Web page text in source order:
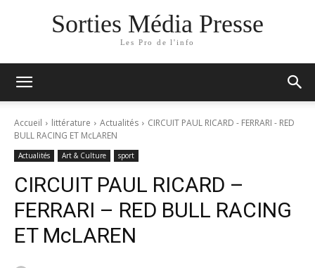
Sorties Média Presse
Les Pro de l'info
Accueil littérature Actualités
CIRCUIT PAUL RICARD - FERRARI - RED
BULL RACING ET McLAREN
Actualités Art & Culture sport
CIRCUIT PAUL RICARD –
FERRARI – RED BULL RACING
ET McLAREN